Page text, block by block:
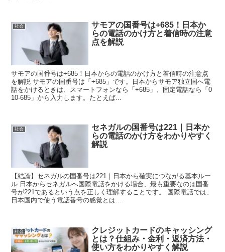
社会
サモアの国番号は+685！日本か
らの電話のかけ方と着信時の注意
点を解説
サモアの国番号は+685！日本からの電話のかけ方と着信時の注意点
を解説 サモアの国番号は「+685」です。日本からサモア独立国へ電
話をかけるときは、スマートフォンなら「+685」、固定電話なら「0
10-685」から入力します。たとえば...
社会
セネガルの国番号は221｜日本か
らの電話のかけ方をわかりやすく
解説
【結論】セネガルの国番号は221｜日本から確実につながる基本ルー
ル 日本からセネガルへ国際電話をかける場合、最も重要なのは国番
号が221であるという点を正しく理解することです。 国際電話では、
日本国内で使う電話番号の感覚とは...
社会
クレジットカードのキャッシング
とは？仕組み・金利・返済方法・
使い方をわかりやすく解説